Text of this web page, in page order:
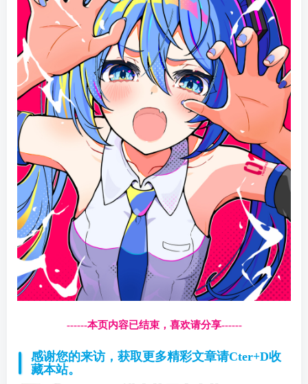
------本页内容已结束，喜欢请分享------
感谢您的来访，获取更多精彩文章请Cter+D收
藏本站。